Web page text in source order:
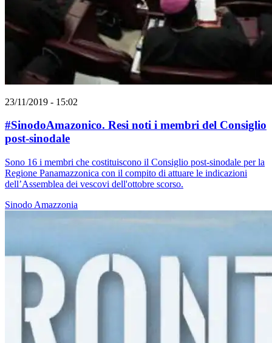
23/11/2019 - 15:02
#SinodoAmazonico. Resi noti i membri del Consiglio
post-sinodale
Sono 16 i membri che costituiscono il Consiglio post-sinodale per la
Regione Panamazzonica con il compito di attuare le indicazioni
dell’Assemblea dei vescovi dell'ottobre scorso.
Sinodo Amazzonia